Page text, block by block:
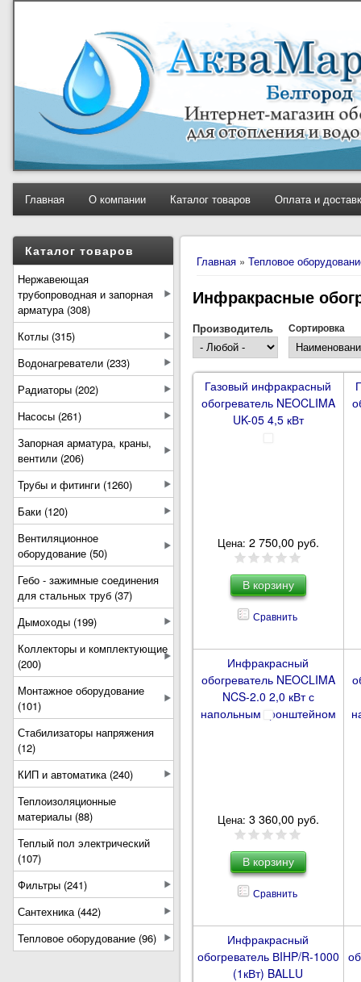
Главная О компании Каталог товаров Оплата и
Главная» Тепловое
Инфракрасные
Производитель Сортировка
Газовый инфракрасный
обогреватель NEOCLIMA
UK-05 4,5 кВт
Цена: 2 750,00 руб.
Сравнить
Инфракрасный
обогреватель NEOCLIMA
NCS-2.0 2,0 кВт с
напольным кронштейном
Цена: 3 360,00 руб.
Сравнить
Инфракрасный
обогреватель ВIHP/R-1000
(1кВт) BALLU
Каталог товаров
Нержавеющая
трубопроводная и запорная
арматура (308)
Котлы (315)
Водонагреватели (233)
Радиаторы (202)
Насосы (261)
Запорная арматура, краны,
вентили (206)
Трубы и фитинги (1260)
Баки (120)
Вентиляционное
оборудование (50)
Гебо - зажимные соединения
для стальных труб (37)
Дымоходы (199)
Коллекторы и комплектующие
(200)
Монтажное оборудование
(101)
Стабилизаторы напряжения
(12)
КИП и автоматика (240)
Теплоизоляционные
материалы (88)
Теплый пол электрический
(107)
Фильтры (241)
Сантехника (442)
Тепловое оборудование (96)